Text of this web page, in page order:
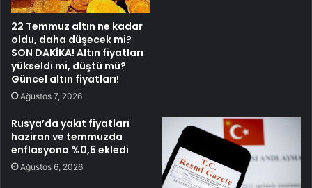
22 Temmuz altın ne kadar
oldu, daha düşecek mi?
SON DAKİKA! Altın fiyatları
yükseldi mi, düştü mü?
Güncel altın fiyatları!
Ağustos 7, 2026
Rusya’da yakıt fiyatları
haziran ve temmuzda
enflasyona %0,5 ekledi
Ağustos 6, 2026